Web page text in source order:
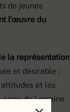
de jeunes
l’œuvre du
la représentation
et désirable :
et les
croix de Lorraine